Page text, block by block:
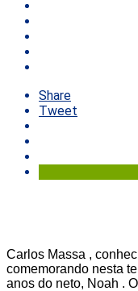
Share
Tweet
Carlos Massa ,
comemorando nesta
anos do neto, Noah .